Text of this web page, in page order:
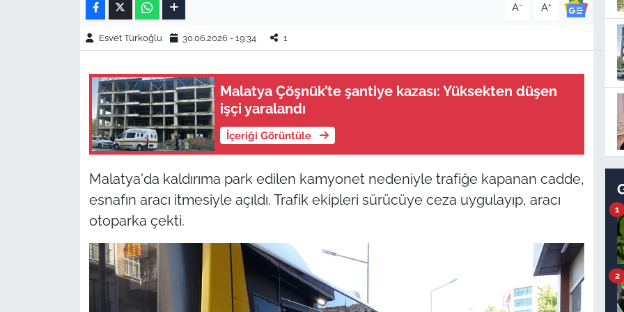
A- A+
Esvet Türkoğlu 30.06.2026 - 19:34 1
Malatya Çöşnük’te şantiye kazası: Yüksekten düşen
işçi yaralandı
İçeriği Görüntüle
Malatya'da kaldırıma park edilen kamyonet nedeniyle trafiğe kapanan cadde,
esnafın aracı itmesiyle açıldı. Trafik ekipleri sürücüye ceza uygulayıp, aracı
otoparka çekti.
1
2